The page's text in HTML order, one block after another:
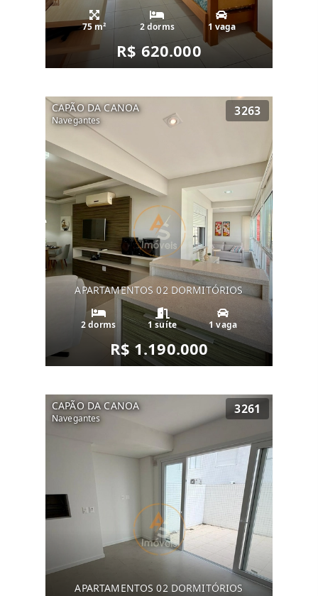
75 m² 2 dorms 1 vaga
R$ 620.000
CAPÃO DA CANOA
Navegantes
3263
APARTAMENTOS 02 DORMITÓRIOS
2 dorms 1 suíte 1 vaga
R$ 1.190.000
CAPÃO DA CANOA
Navegantes
3261
APARTAMENTOS 02 DORMITÓRIOS